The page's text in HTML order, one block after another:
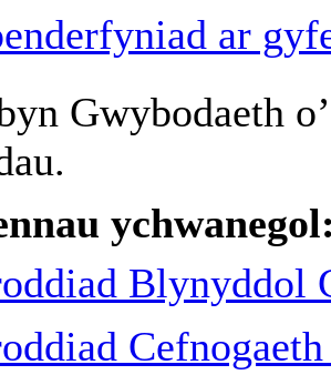
ar
Gwybodaeth
.
Blynyddol